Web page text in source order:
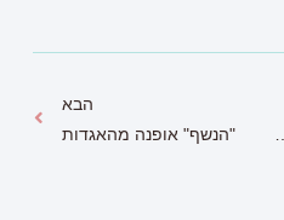
הבא
"הנשף" אופנה מהאגדות